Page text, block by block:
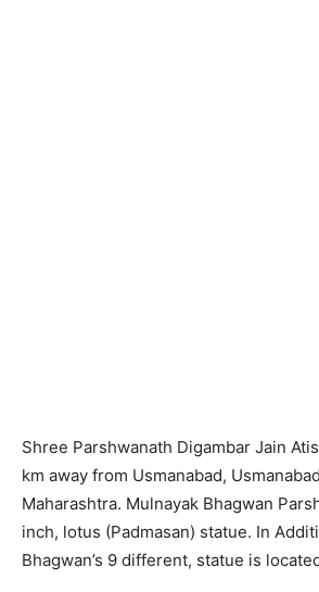
Shree Parshwanath Digambar Jain
km away from Usmanabad,
Maharashtra. Mulnayak Bhagwan
inch, lotus (Padmasan) statue. In
Bhagwan’s 9 different, statue is